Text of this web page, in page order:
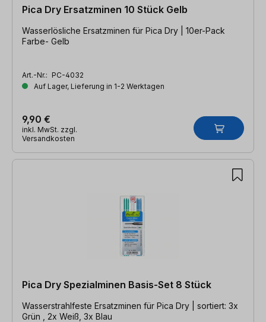
Pica Dry Ersatzminen 10 Stück Gelb
Wasserlösliche Ersatzminen für Pica Dry | 10er-Pack
Farbe- Gelb
Art.-Nr.: PC-4032
Auf Lager, Lieferung in 1-2 Werktagen
9,90 €
inkl. MwSt. zzgl.
Versandkosten
Pica Dry Spezialminen Basis-Set 8 Stück
Wasserstrahlfeste Ersatzminen für Pica Dry | sortiert: 3x
Grün , 2x Weiß, 3x Blau